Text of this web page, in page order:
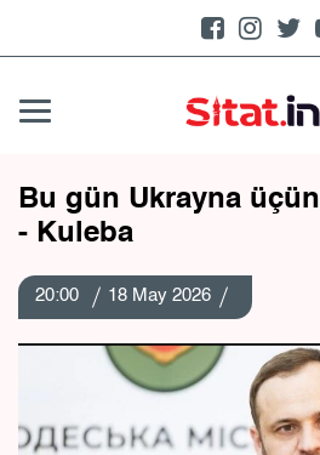
Bu gün Ukrayna
- Kuleba
20:00 18 May 2026